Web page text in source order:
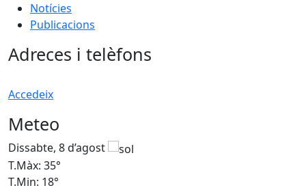
Notícies
Publicacions
Adreces i telèfons
Accedeix
Meteo
Dissabte, 8 d’agost
T.Màx: 35°
T.Min: 18°